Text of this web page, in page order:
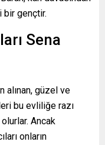
bir gençtir.
Sena
alınan, güzel ve
bu evliliğe razı
Ancak
onların